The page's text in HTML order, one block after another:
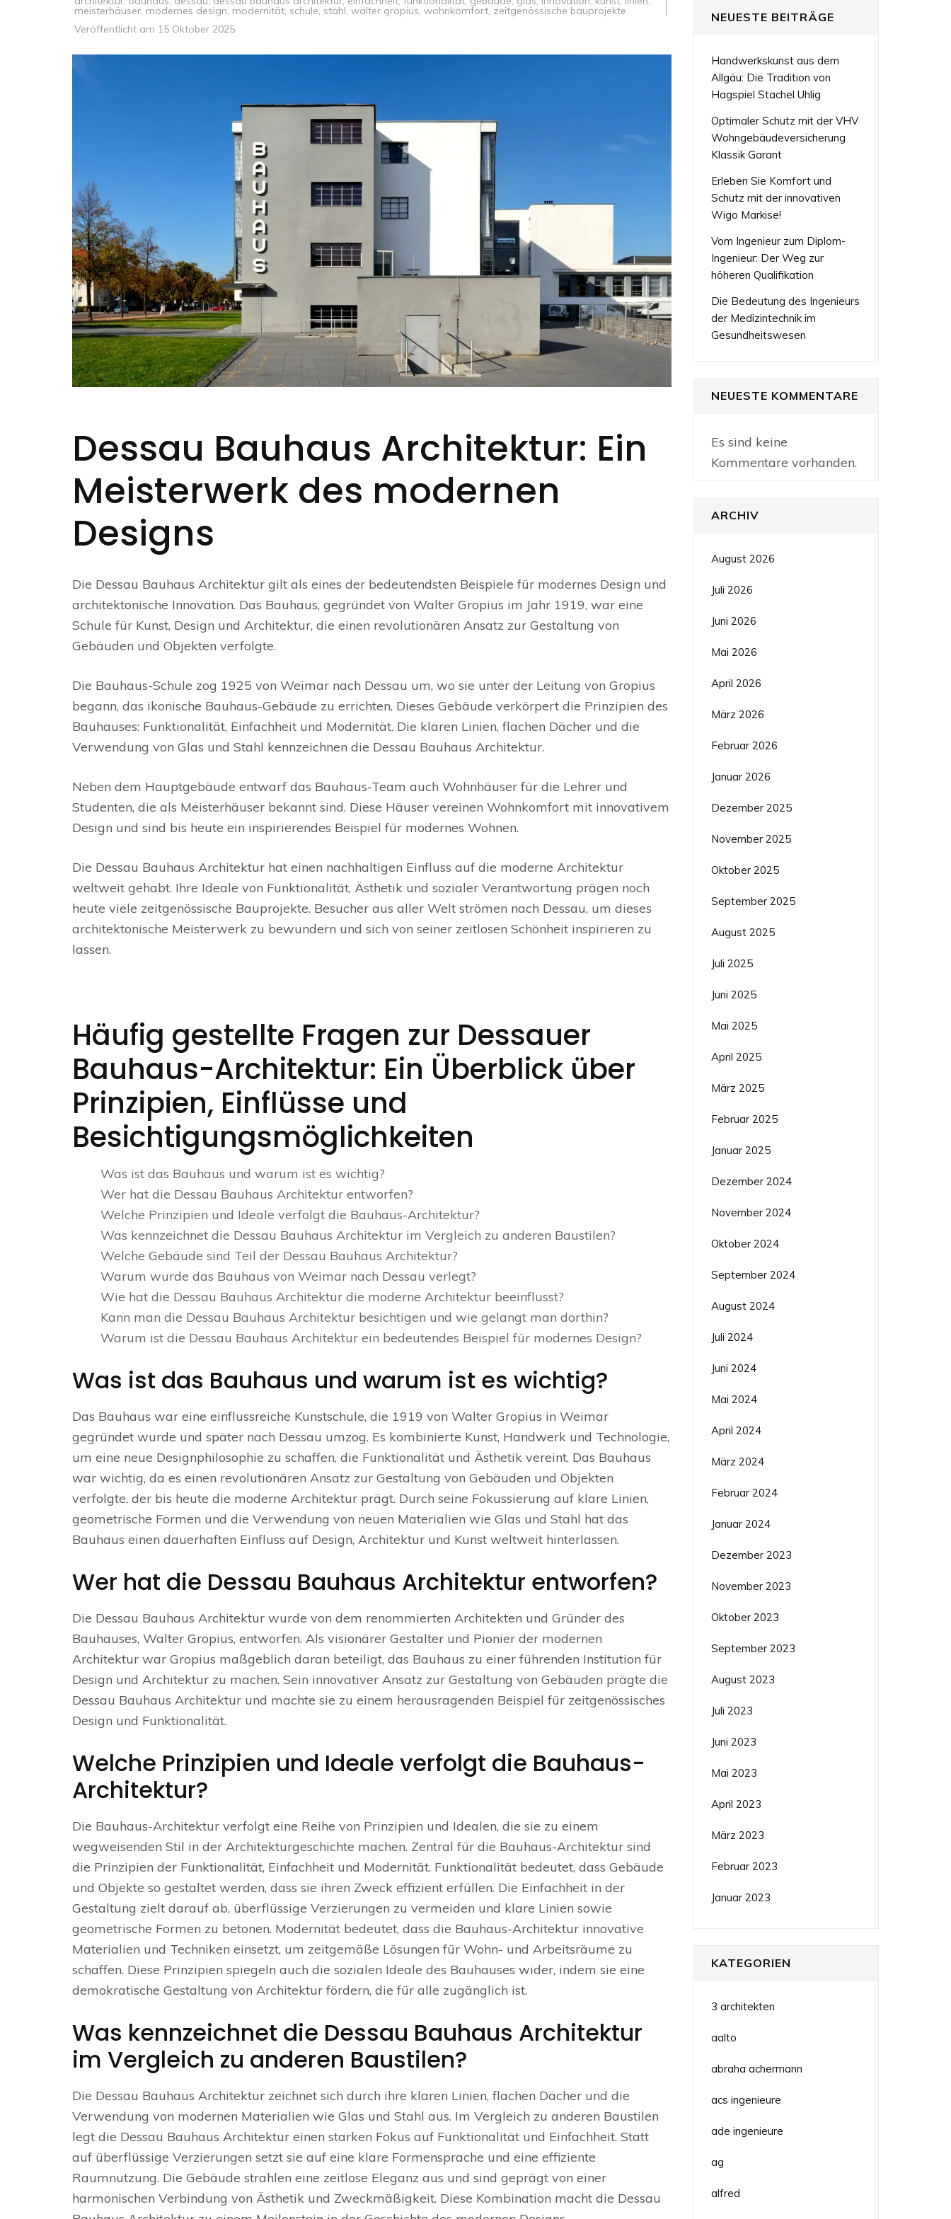
meisterhäuser, modernes design, modernität, schule, stahl, walter gropius, wohnkomfort, zeitgenössische bauprojekte
Veröffentlicht am 15 Oktober 2025
Dessau Bauhaus Architektur: Ein
Meisterwerk des modernen
Designs
Die Dessau Bauhaus Architektur gilt als eines der bedeutendsten Beispiele für modernes Design und
architektonische Innovation. Das Bauhaus, gegründet von Walter Gropius im Jahr 1919, war eine
Schule für Kunst, Design und Architektur, die einen revolutionären Ansatz zur Gestaltung von
Gebäuden und Objekten verfolgte.
Die Bauhaus-Schule zog 1925 von Weimar nach Dessau um, wo sie unter der Leitung von Gropius
begann, das ikonische Bauhaus-Gebäude zu errichten. Dieses Gebäude verkörpert die Prinzipien des
Bauhauses: Funktionalität, Einfachheit und Modernität. Die klaren Linien, flachen Dächer und die
Verwendung von Glas und Stahl kennzeichnen die Dessau Bauhaus Architektur.
Neben dem Hauptgebäude entwarf das Bauhaus-Team auch Wohnhäuser für die Lehrer und
Studenten, die als Meisterhäuser bekannt sind. Diese Häuser vereinen Wohnkomfort mit innovativem
Design und sind bis heute ein inspirierendes Beispiel für modernes Wohnen.
Die Dessau Bauhaus Architektur hat einen nachhaltigen Einfluss auf die moderne Architektur
weltweit gehabt. Ihre Ideale von Funktionalität, Ästhetik und sozialer Verantwortung prägen noch
heute viele zeitgenössische Bauprojekte. Besucher aus aller Welt strömen nach Dessau, um dieses
architektonische Meisterwerk zu bewundern und sich von seiner zeitlosen Schönheit inspirieren zu
lassen.
Häufig gestellte Fragen zur Dessauer
Bauhaus-Architektur: Ein Überblick über
Prinzipien, Einflüsse und
Besichtigungsmöglichkeiten
Was ist das Bauhaus und warum ist es wichtig?
Wer hat die Dessau Bauhaus Architektur entworfen?
Welche Prinzipien und Ideale verfolgt die Bauhaus-Architektur?
Was kennzeichnet die Dessau Bauhaus Architektur im Vergleich zu anderen Baustilen?
Welche Gebäude sind Teil der Dessau Bauhaus Architektur?
Warum wurde das Bauhaus von Weimar nach Dessau verlegt?
Wie hat die Dessau Bauhaus Architektur die moderne Architektur beeinflusst?
Kann man die Dessau Bauhaus Architektur besichtigen und wie gelangt man dorthin?
Warum ist die Dessau Bauhaus Architektur ein bedeutendes Beispiel für modernes Design?
Was ist das Bauhaus und warum ist es wichtig?
Das Bauhaus war eine einflussreiche Kunstschule, die 1919 von Walter Gropius in Weimar
gegründet wurde und später nach Dessau umzog. Es kombinierte Kunst, Handwerk und Technologie,
um eine neue Designphilosophie zu schaffen, die Funktionalität und Ästhetik vereint. Das Bauhaus
war wichtig, da es einen revolutionären Ansatz zur Gestaltung von Gebäuden und Objekten
verfolgte, der bis heute die moderne Architektur prägt. Durch seine Fokussierung auf klare Linien,
geometrische Formen und die Verwendung von neuen Materialien wie Glas und Stahl hat das
Bauhaus einen dauerhaften Einfluss auf Design, Architektur und Kunst weltweit hinterlassen.
Wer hat die Dessau Bauhaus Architektur entworfen?
Die Dessau Bauhaus Architektur wurde von dem renommierten Architekten und Gründer des
Bauhauses, Walter Gropius, entworfen. Als visionärer Gestalter und Pionier der modernen
Architektur war Gropius maßgeblich daran beteiligt, das Bauhaus zu einer führenden Institution für
Design und Architektur zu machen. Sein innovativer Ansatz zur Gestaltung von Gebäuden prägte die
Dessau Bauhaus Architektur und machte sie zu einem herausragenden Beispiel für zeitgenössisches
Design und Funktionalität.
Welche Prinzipien und Ideale verfolgt die Bauhaus-
Architektur?
Die Bauhaus-Architektur verfolgt eine Reihe von Prinzipien und Idealen, die sie zu einem
wegweisenden Stil in der Architekturgeschichte machen. Zentral für die Bauhaus-Architektur sind
die Prinzipien der Funktionalität, Einfachheit und Modernität. Funktionalität bedeutet, dass Gebäude
und Objekte so gestaltet werden, dass sie ihren Zweck effizient erfüllen. Die Einfachheit in der
Gestaltung zielt darauf ab, überflüssige Verzierungen zu vermeiden und klare Linien sowie
geometrische Formen zu betonen. Modernität bedeutet, dass die Bauhaus-Architektur innovative
Materialien und Techniken einsetzt, um zeitgemäße Lösungen für Wohn- und Arbeitsräume zu
schaffen. Diese Prinzipien spiegeln auch die sozialen Ideale des Bauhauses wider, indem sie eine
demokratische Gestaltung von Architektur fördern, die für alle zugänglich ist.
Was kennzeichnet die Dessau Bauhaus Architektur
im Vergleich zu anderen Baustilen?
Die Dessau Bauhaus Architektur zeichnet sich durch ihre klaren Linien, flachen Dächer und die
Verwendung von modernen Materialien wie Glas und Stahl aus. Im Vergleich zu anderen Baustilen
legt die Dessau Bauhaus Architektur einen starken Fokus auf Funktionalität und Einfachheit. Statt
auf überflüssige Verzierungen setzt sie auf eine klare Formensprache und eine effiziente
Raumnutzung. Die Gebäude strahlen eine zeitlose Eleganz aus und sind geprägt von einer
harmonischen Verbindung von Ästhetik und Zweckmäßigkeit. Diese Kombination macht die Dessau
NEUESTE BEITRÄGE
Handwerkskunst aus dem
Allgäu: Die Tradition von
Hagspiel Stachel Uhlig
Optimaler Schutz mit der VHV
Wohngebäudeversicherung
Klassik Garant
Erleben Sie Komfort und
Schutz mit der innovativen
Wigo Markise!
Vom Ingenieur zum Diplom-
Ingenieur: Der Weg zur
höheren Qualifikation
Die Bedeutung des Ingenieurs
der Medizintechnik im
Gesundheitswesen
NEUESTE KOMMENTARE
Es sind keine
Kommentare vorhanden.
ARCHIV
August 2026
Juli 2026
Juni 2026
Mai 2026
April 2026
März 2026
Februar 2026
Januar 2026
Dezember 2025
November 2025
Oktober 2025
September 2025
August 2025
Juli 2025
Juni 2025
Mai 2025
April 2025
März 2025
Februar 2025
Januar 2025
Dezember 2024
November 2024
Oktober 2024
September 2024
August 2024
Juli 2024
Juni 2024
Mai 2024
April 2024
März 2024
Februar 2024
Januar 2024
Dezember 2023
November 2023
Oktober 2023
September 2023
August 2023
Juli 2023
Juni 2023
Mai 2023
April 2023
März 2023
Februar 2023
Januar 2023
KATEGORIEN
3 architekten
aalto
abraha achermann
acs ingenieure
ade ingenieure
ag
alfred